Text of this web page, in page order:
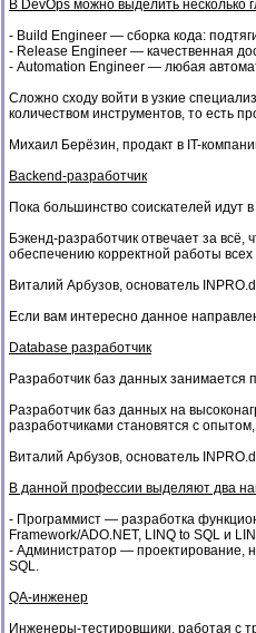
В DevOps можно выделить несколько
- Build Engineer — сборка кода:
- Release Engineer — качественная
- Automation Engineer — любая
Cложно сходу войти в узкие
количеством инструментов, то есть
Михаил Берёзин, продакт в IT-
Backend-разработчик
Пока большинство соискателей идут
Бэкенд-разработчик отвечает за
обеспечению корректной работы
Виталий Арбузов, основатель
Если вам интересно данное
Database разработчик
Разработчик баз данных
Разработчик баз данных на
разработчиками становятся с опытом,
Виталий Арбузов, основатель
В данной профессии выделяют два
- Программист — разработка
Framework/ADO.NET, LINQ to SQL и
- Администратор — проектирование,
SQL.
QA-инженер
Инженеры-тестировщики, работая с